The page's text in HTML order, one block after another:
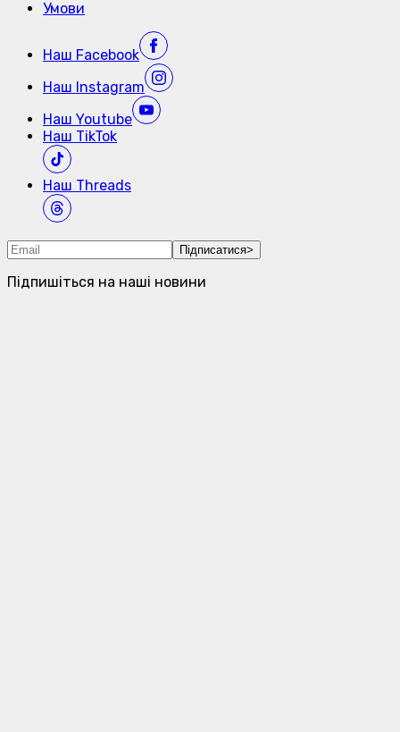
Умови
Наш Facebook
Наш Instagram
Наш Youtube
Наш TikTok
Наш Threads
Підписатися>
Підпишіться на наші новини